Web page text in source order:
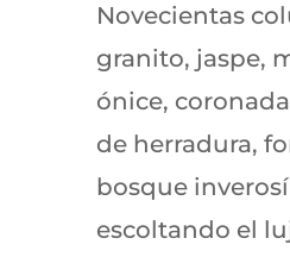
Novecientas
granito, jaspe,
ónice,
de herradura,
bosque
escoltando el